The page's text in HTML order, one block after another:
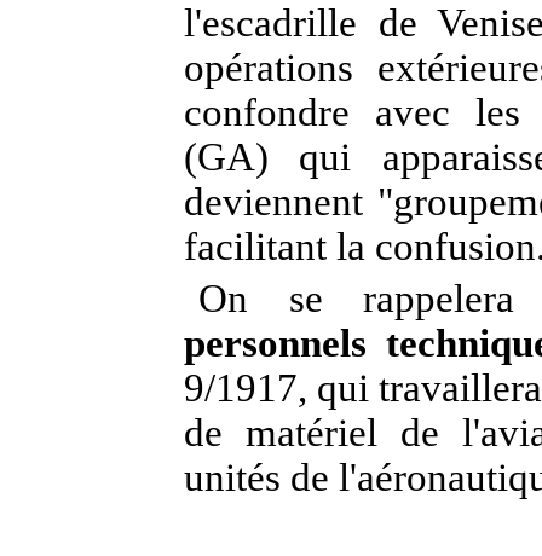
l'escadrille de
opérations
confondre avec
(GA) qui
deviennent
facilitant la
On se
personnels
9/1917, qui
de matériel de
unités de